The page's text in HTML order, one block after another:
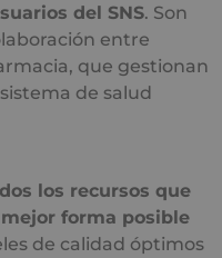
del SNS. Son
entre
que gestionan
de salud
los recursos que
forma posible
de calidad óptimos